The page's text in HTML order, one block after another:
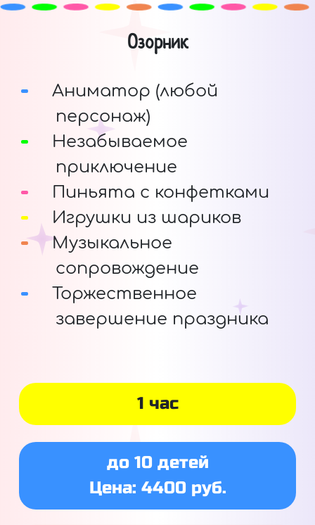
Озорник
Аниматор (любой
персонаж)
Незабываемое
приключение
Пиньята с конфетками
Игрушки из шариков
Музыкальное
сопровождение
Торжественное
завершение праздника
1 час
до 10 детей
Цена: 4400 руб.